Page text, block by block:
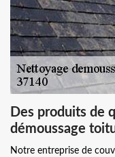
Des produits de
démoussage
Notre entreprise de